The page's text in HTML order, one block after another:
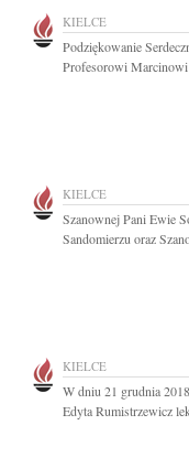
KIELCE
Podziękowanie
Profesorowi Marcinowi
KIELCE
Szanownej Pani Ewie
Sandomierzu oraz
KIELCE
W dniu 21 grudnia
Edyta Rumistrzewicz